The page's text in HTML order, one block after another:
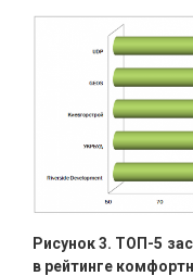
Рисунок 3. ТОП-5
в рейтинге